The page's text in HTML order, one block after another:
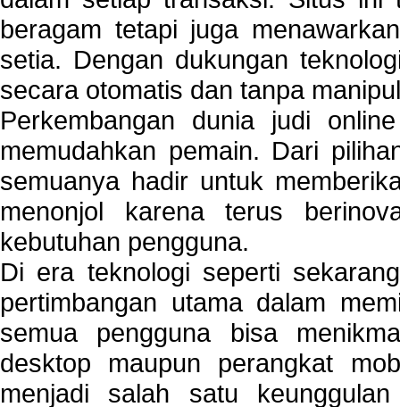
beragam tetapi juga
setia. Dengan dukungan
secara otomatis dan tanpa
Perkembangan dunia judi
memudahkan pemain. Dari
semuanya hadir untuk
menonjol karena terus
kebutuhan pengguna.
Di era teknologi seperti
pertimbangan utama dalam
semua pengguna bisa
desktop maupun perangkat
menjadi salah satu